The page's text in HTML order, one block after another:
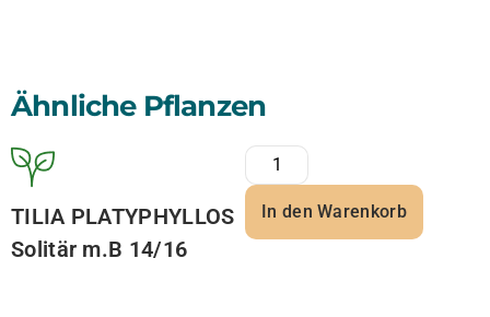
Ähnliche Pflanzen
TILIA PLATYPHYLLOS
Solitär m.B 14/16
In den Warenkorb